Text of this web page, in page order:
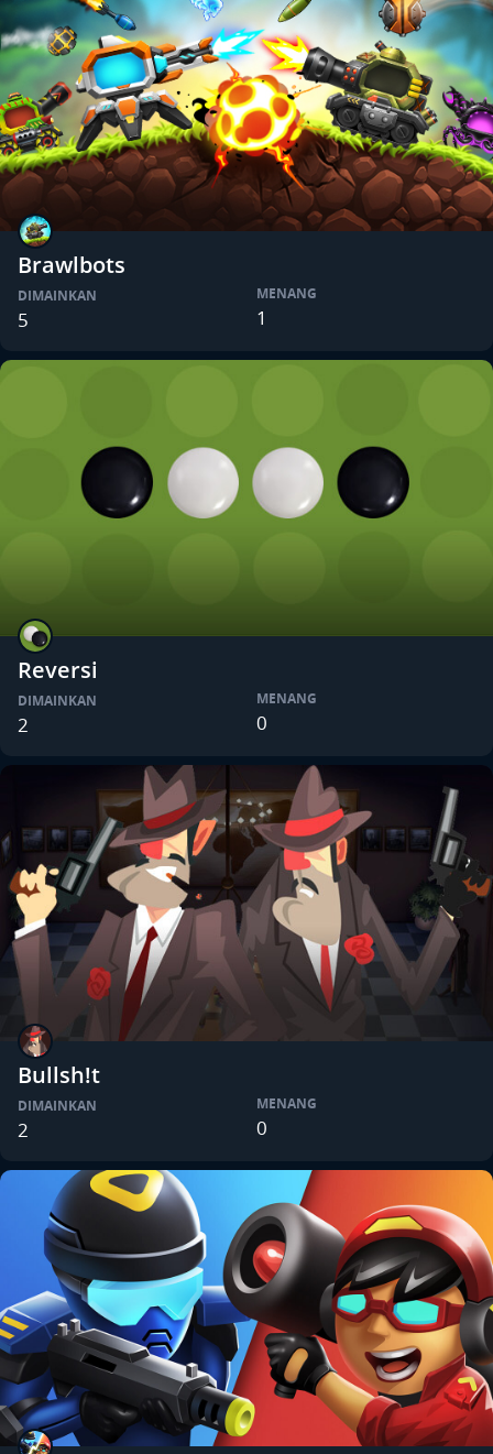
Brawlbots
DIMAINKAN
5
MENANG
1
Reversi
DIMAINKAN
2
MENANG
0
Bullsh!t
DIMAINKAN
2
MENANG
0